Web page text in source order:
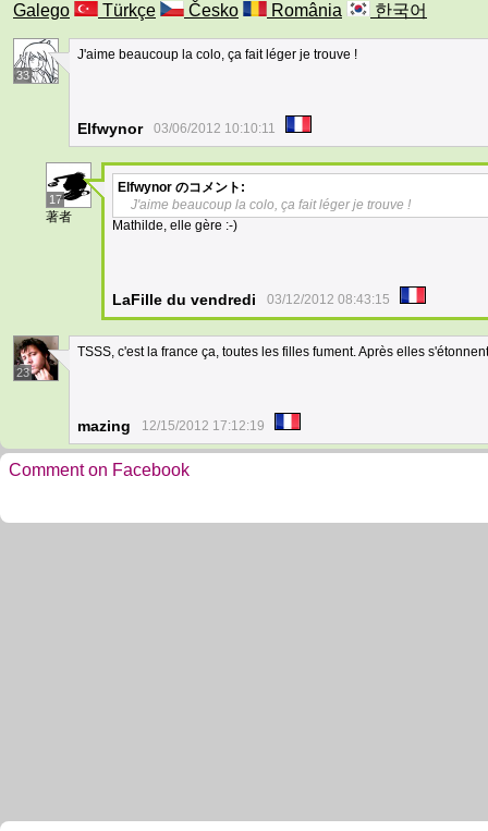
Galego
Türkçe Česko România 한국어
33
J'aime beaucoup la colo, ça fait léger je trouve !
Elfwynor 03/06/2012 10:10:11
17
著者
Elfwynor のコメント:
J'aime beaucoup la colo, ça fait léger je trouve !
Mathilde, elle gère :-)
LaFille du vendredi 03/12/2012 08:43:15
23
TSSS, c'est la france ça, toutes les filles fument. Après elles
mazing 12/15/2012 17:12:19
Comment on Facebook